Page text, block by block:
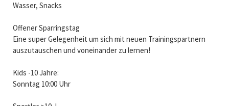
Wasser, Snacks
Offener Sparringstag
Eine super Gelegenheit um sich mit neuen Trainingspartnern
auszutauschen und voneinander zu lernen!
Kids -10 Jahre:
Sonntag 10:00 Uhr